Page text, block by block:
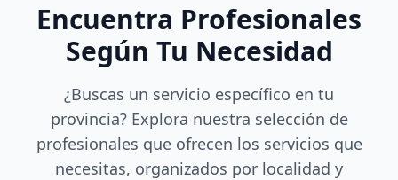
Encuentra Profesionales
Según Tu Necesidad
¿Buscas un servicio específico en tu
provincia? Explora nuestra selección de
profesionales que ofrecen los servicios que
necesitas, organizados por localidad y